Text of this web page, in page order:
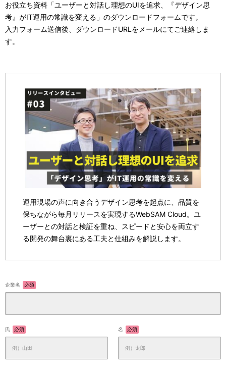
位
置
カ
ル
ナ
る
お役立ち資料「ユーザーと対話し理想のUIを追求、『デザイン思
考』がIT運用の常識を変える」のダウンロードフォームです。
入力フォーム送信後、ダウンロードURLをメールにてご連絡しま
す。
運用現場の声に向き合うデザイン思考を起点に、品質を
保ちながら毎月リリースを実現するWebSAM Cloud。ユ
ーザーとの対話と検証を重ね、スピードと安心を両立す
る開発の舞台裏にある工夫と仕組みを解説します。
企業名 必須
氏 必須 名 必須